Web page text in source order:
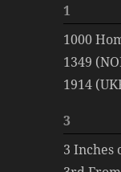
1
1000
1349
1914
3
3 Inches